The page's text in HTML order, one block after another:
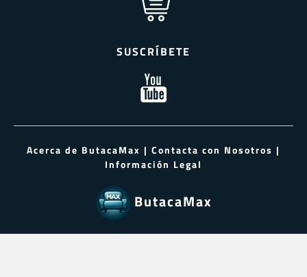
SUSCRÍBETE
Acerca de ButacaMax | Contacta con Nosotros |
Información Legal
ButacaMax